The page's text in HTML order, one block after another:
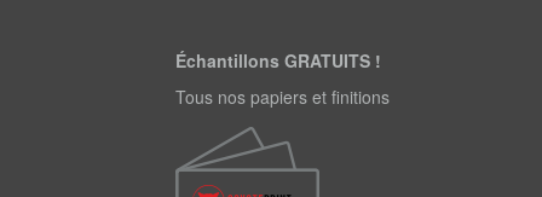
Échantillons GRATUITS !
Tous nos papiers et finitions